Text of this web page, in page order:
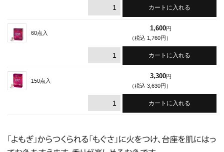
60点入
1,600円
（税込 1,760円）
150点入
3,300円
（税込 3,630円）